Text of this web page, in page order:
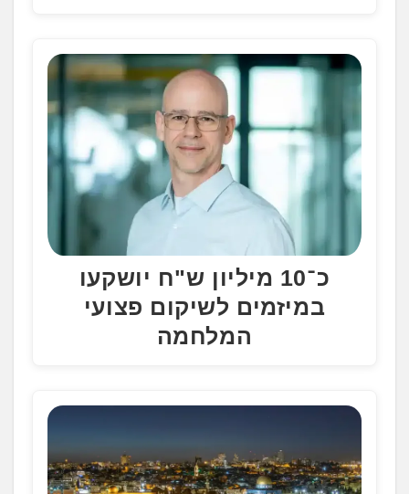
כ־10 מיליון ש"ח יושקעו
במיזמים לשיקום פצועי
המלחמה